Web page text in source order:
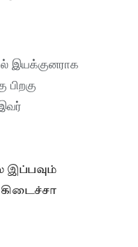
இயக்குனராக
இப்பவும்